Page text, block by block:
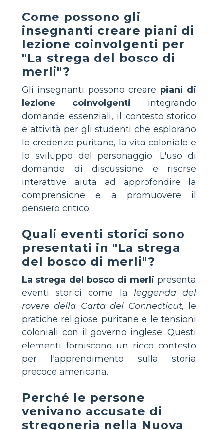
Come possono gli
insegnanti creare piani di
lezione coinvolgenti per
"La strega del bosco di
merli"?
Gli insegnanti possono creare piani di
lezione coinvolgenti integrando
domande essenziali, il contesto storico
e attività per gli studenti che esplorano
le credenze puritane, la vita coloniale e
lo sviluppo del personaggio. L'uso di
domande di discussione e risorse
interattive aiuta ad approfondire la
comprensione e a promuovere il
pensiero critico.
Quali eventi storici sono
presentati in "La strega
del bosco di merli"?
La strega del bosco di merli presenta
eventi storici come la leggenda del
rovere della Carta del Connecticut, le
pratiche religiose puritane e le tensioni
coloniali con il governo inglese. Questi
elementi forniscono un ricco contesto
per l'apprendimento sulla storia
precoce americana.
Perché le persone
venivano accusate di
stregoneria nella Nuova